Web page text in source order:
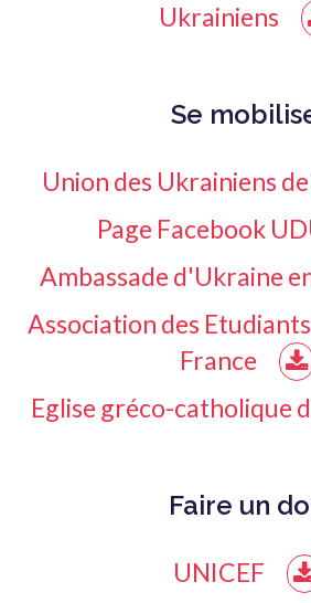
Ukrainiens
Se
Union des Ukrainiens
Page Facebook
Ambassade d'Ukraine
Association des
France
Eglise gréco-catholique
Faire un
UNICEF